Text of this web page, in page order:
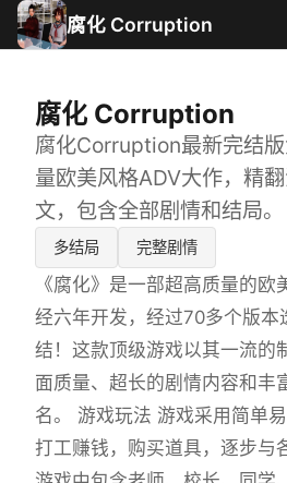
腐化 Corruption
腐化 Corruption
腐化Corruption最新完结
量欧美风格ADV大作，精
文，包含全部剧情和结局。
多结局 完整剧情
《腐化》是一部超高质量的欧
经六年开发，经过70多个版本
结！这款顶级游戏以其一流的
面质量、超长的剧情内容和丰
名。 游戏玩法 游戏采用简单
打工赚钱，购买道具，逐步与